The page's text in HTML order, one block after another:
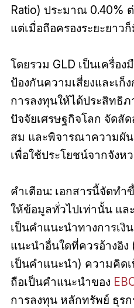
Ratio) ประมาณ 0.40%
แต่เมื่อถือครองระยะยา
โดยรวม GLD เป็นเครื่อ
ป้องกันความเสี่ยงและเก็
การลงทุนให้ได้ประสิทธิ
ปัจจัยเศรษฐกิจโลก จัดสั
สม และพิจารณาความผั
เพื่อใช้ประโยชน์จากจังห
คำเตือน: เอกสารนี้จัดทำ
ให้ข้อมูลทั่วไปเท่านั้น แล
เป็นคำแนะนำทางการเงิ
แนะนำอื่นใดที่ควรอ้างอิ
เป็นคำแนะนำ) ความคิด
ถือเป็นคำแนะนำของ
การลงทุน หลักทรัพย์ ธุร